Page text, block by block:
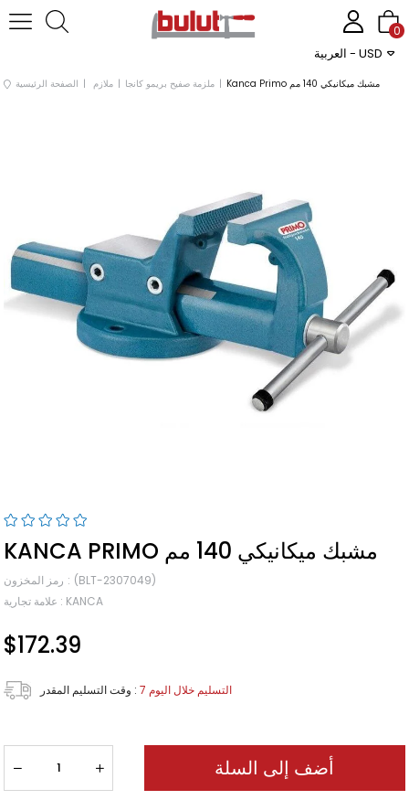
العربية - USD
0
الصفحة الرئيسية ملازم ملزمة صفيح بريمو كانجا Kanca Primo مشبك ميكانيكي 140 مم
KANCA PRIMO مشبك ميكانيكي 140 مم
رمز المخزون
(BLT-2307049)
علامة تجارية : KANCA
$172.39
وقت التسليم المقدر : 7 التسليم خلال اليوم